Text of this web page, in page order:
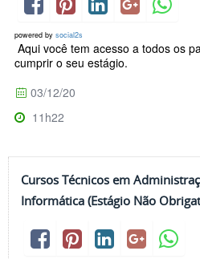
powered by social2s
Aqui você tem acesso a todos os
cumprir o seu estágio.
03/12/20
11h22
Cursos Técnicos em
Informática (Estágio Não